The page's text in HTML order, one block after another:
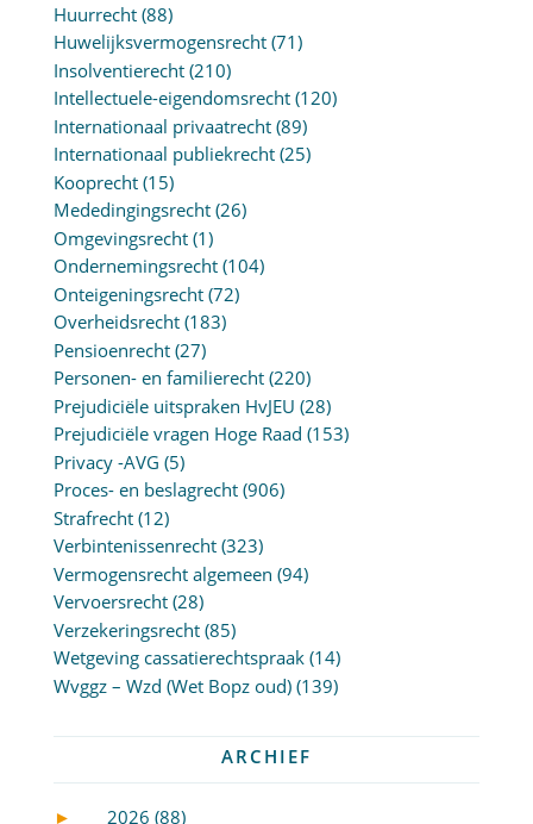
Huurrecht(88)
Huwelijksvermogensrecht(71)
Insolventierecht(210)
Intellectuele-eigendomsrecht(120)
Internationaal privaatrecht(89)
Internationaal publiekrecht(25)
Kooprecht(15)
Mededingingsrecht(26)
Omgevingsrecht(1)
Ondernemingsrecht(104)
Onteigeningsrecht(72)
Overheidsrecht(183)
Pensioenrecht(27)
Personen- en familierecht(220)
Prejudiciële uitspraken HvJEU (28)
Prejudiciële vragen Hoge Raad (153)
Privacy -AVG (5)
Proces- en beslagrecht(906)
Strafrecht(12)
Verbintenissenrecht(323)
Vermogensrecht algemeen (94)
Vervoersrecht(28)
Verzekeringsrecht(85)
Wetgeving cassatierechtspraak(14)
Wvggz – Wzd (Wet Bopz oud)(139)
ARCHIEF
►
2026 (88)